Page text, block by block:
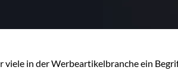
in der Werbeartikelbranche ein